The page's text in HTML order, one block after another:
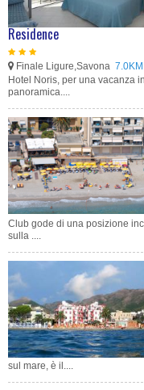
Residence
Finale Ligure,Savona
Hotel Noris, per una vacanza
panoramica....
Club gode di una posizione
sulla ....
sul mare, è il....